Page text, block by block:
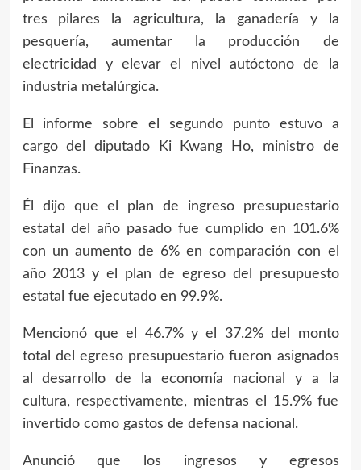
tres pilares la agricultura, la ganadería y la
pesquería, aumentar la producción de
electricidad y elevar el nivel autóctono de la
industria metalúrgica.
El informe sobre el segundo punto estuvo a
cargo del diputado Ki Kwang Ho, ministro de
Finanzas.
Él dijo que el plan de ingreso presupuestario
estatal del año pasado fue cumplido en 101.6%
con un aumento de 6% en comparación con el
año 2013 y el plan de egreso del presupuesto
estatal fue ejecutado en 99.9%.
Mencionó que el 46.7% y el 37.2% del monto
total del egreso presupuestario fueron asignados
al desarrollo de la economía nacional y a la
cultura, respectivamente, mientras el 15.9% fue
invertido como gastos de defensa nacional.
Anunció que los ingresos y egresos